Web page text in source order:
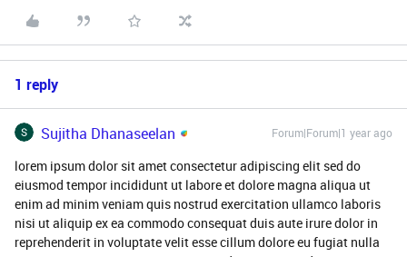
1 reply
Sujitha Dhanaseelan Forum|Forum|1 year ago
lorem ipsum dolor sit amet consectetur adipiscing elit sed do
eiusmod tempor incididunt ut labore et dolore magna aliqua ut
enim ad minim veniam quis nostrud exercitation ullamco laboris
nisi ut aliquip ex ea commodo consequat duis aute irure dolor in
reprehenderit in voluptate velit esse cillum dolore eu fugiat nulla